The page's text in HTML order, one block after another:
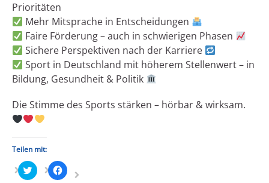
Prioritäten
Mehr Mitsprache in Entscheidungen
Faire Förderung – auch in schwierigen Phasen
Sichere Perspektiven nach der Karriere
Sport in Deutschland mit höherem Stellenwert – in
Bildung, Gesundheit & Politik
Die Stimme des Sports stärken – hörbar & wirksam.
Teilen mit:
Klick,
um
Klick,
um